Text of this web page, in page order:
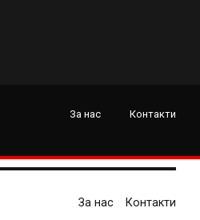
За нас Контакти
За нас Контакти